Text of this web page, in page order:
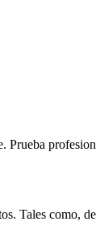
Prueba
Tales como,